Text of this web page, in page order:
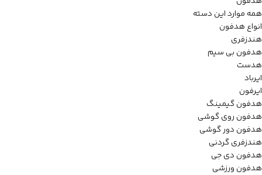
همه موارد این دسته
انواع هدفون
هندزفری
هدفون بی سیم
هدست
ایرباد
ایرفون
هدفون گیمینگ
هدفون روی گوشی
هدفون دور گوشی
هندزفری گردنی
هدفون دی جی
هدفون ورزشی